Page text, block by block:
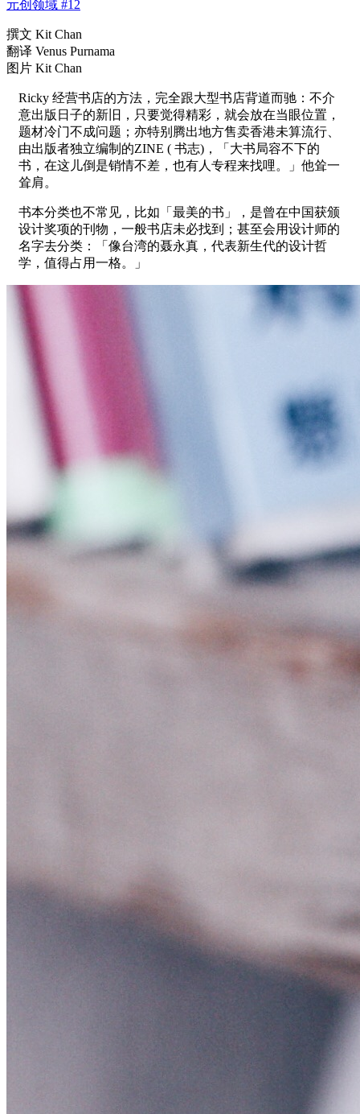
元创领域 #12
撰文 Kit Chan
翻译 Venus Purnama
图片 Kit Chan
Ricky 经营书店的方法，完全跟大型书店背道而驰：不介
意出版日子的新旧，只要觉得精彩，就会放在当眼位置，
题材冷门不成问题；亦特别腾出地方售卖香港未算流行、
由出版者独立编制的ZINE ( 书志)，「大书局容不下的
书，在这儿倒是销情不差，也有人专程来找哩。」他耸一
耸肩。
书本分类也不常见，比如「最美的书」，是曾在中国获颁
设计奖项的刊物，一般书店未必找到；甚至会用设计师的
名字去分类：「像台湾的聂永真，代表新生代的设计哲
学，值得占用一格。」